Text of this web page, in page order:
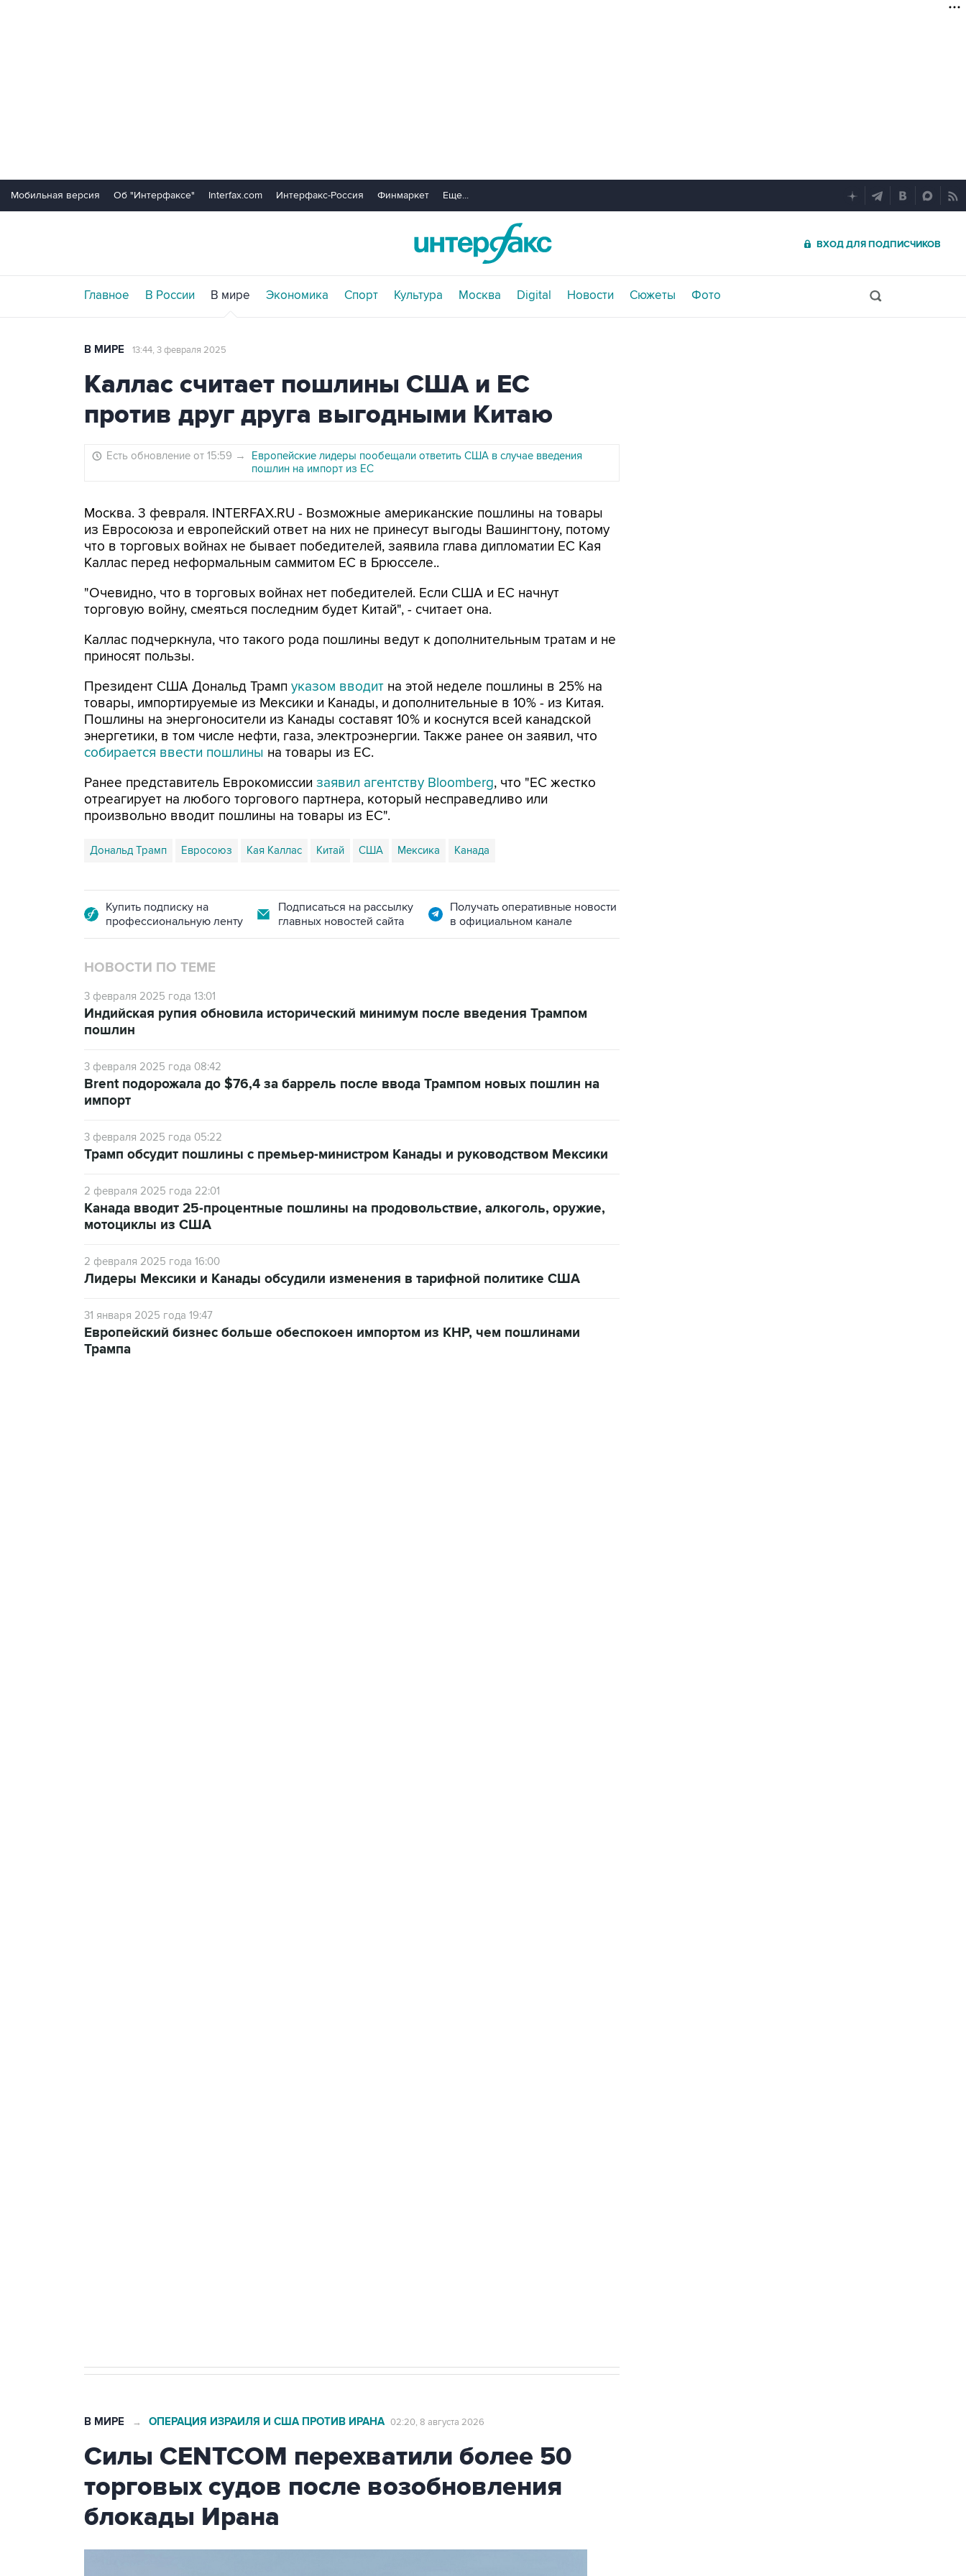
Мобильная версия Об "Интерфаксе" Interfax.com Интерфакс-Россия Финмаркет Еще...
ВХОД ДЛЯ ПОДПИСЧИКОВ
Главное В России В мире Экономика Спорт Культура Москва Digital Новости Сюжеты Фото
В МИРЕ 13:44, 3 февраля 2025
Каллас считает пошлины США и ЕС
против друг друга выгодными Китаю
Есть обновление от 15:59 →
Европейские лидеры пообещали ответить США в случае введения
пошлин на импорт из ЕС
Москва. 3 февраля. INTERFAX.RU - Возможные американские пошлины на товары
из Евросоюза и европейский ответ на них не принесут выгоды Вашингтону, потому
что в торговых войнах не бывает победителей, заявила глава дипломатии ЕС Кая
Каллас перед неформальным саммитом ЕС в Брюсселе..
"Очевидно, что в торговых войнах нет победителей. Если США и ЕС начнут
торговую войну, смеяться последним будет Китай", - считает она.
Каллас подчеркнула, что такого рода пошлины ведут к дополнительным тратам и не
приносят пользы.
Президент США Дональд Трамп указом вводит на этой неделе пошлины в 25% на
товары, импортируемые из Мексики и Канады, и дополнительные в 10% - из Китая.
Пошлины на энергоносители из Канады составят 10% и коснутся всей канадской
энергетики, в том числе нефти, газа, электроэнергии. Также ранее он заявил, что
собирается ввести пошлины на товары из ЕС.
Ранее представитель Еврокомиссии заявил агентству Bloomberg, что "ЕС жестко
отреагирует на любого торгового партнера, который несправедливо или
произвольно вводит пошлины на товары из ЕС".
Дональд Трамп Евросоюз Кая Каллас Китай США Мексика Канада
Купить подписку на
профессиональную ленту
Подписаться на рассылку
главных новостей сайта
Получать оперативные новости
в официальном канале
НОВОСТИ ПО ТЕМЕ
3 февраля 2025 года 13:01
Индийская рупия обновила исторический минимум после введения Трампом
пошлин
3 февраля 2025 года 08:42
Brent подорожала до $76,4 за баррель после ввода Трампом новых пошлин на
импорт
3 февраля 2025 года 05:22
Трамп обсудит пошлины с премьер-министром Канады и руководством Мексики
2 февраля 2025 года 22:01
Канада вводит 25-процентные пошлины на продовольствие, алкоголь, оружие,
мотоциклы из США
2 февраля 2025 года 16:00
Лидеры Мексики и Канады обсудили изменения в тарифной политике США
31 января 2025 года 19:47
Европейский бизнес больше обеспокоен импортом из КНР, чем пошлинами
Трампа
В МИРЕ → ОПЕРАЦИЯ ИЗРАИЛЯ И США ПРОТИВ ИРАНА 02:20, 8 августа 2026
Силы CENTCOM перехватили более 50
торговых судов после возобновления
блокады Ирана